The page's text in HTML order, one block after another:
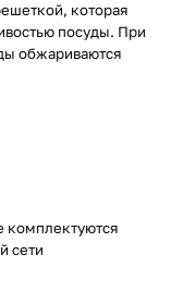
которая
посуды. При
обжариваются
комплектуются
сети